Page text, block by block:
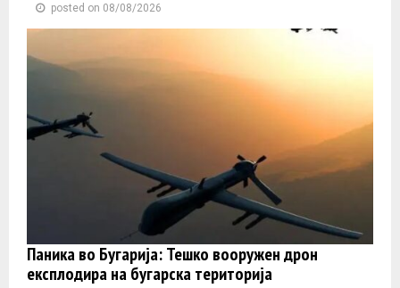
posted on 08/08/2026
Паника во Бугарија: Тешко вооружен дрон
експлодира на бугарска територија